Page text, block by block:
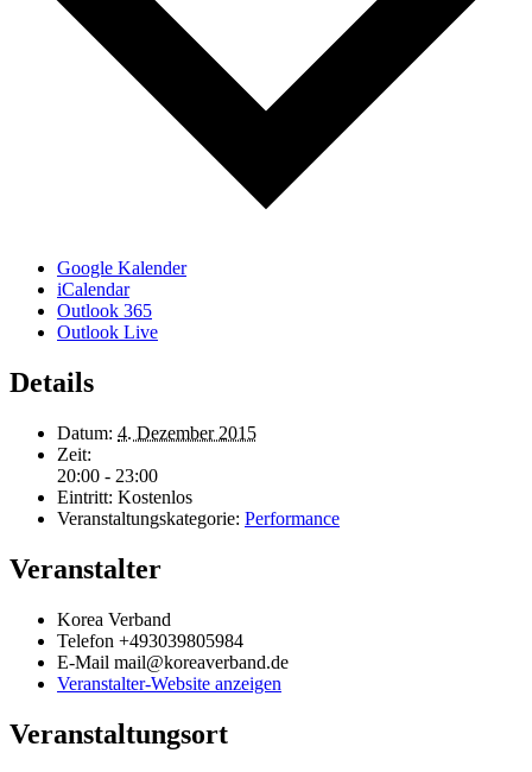
Google Kalender
iCalendar
Outlook 365
Outlook Live
Details
Datum: 4. Dezember 2015
Zeit:
20:00 - 23:00
Eintritt: Kostenlos
Veranstaltungskategorie: Performance
Veranstalter
Korea Verband
Telefon +493039805984
E-Mail mail@koreaverband.de
Veranstalter-Website anzeigen
Veranstaltungsort